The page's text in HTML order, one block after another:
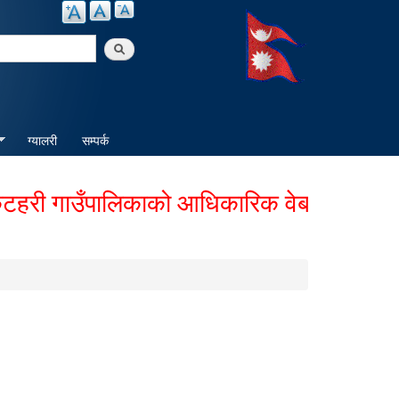
ग्यालरी सम्पर्क
गाउँपालिकाको आधिकारिक वेबसाईटमा